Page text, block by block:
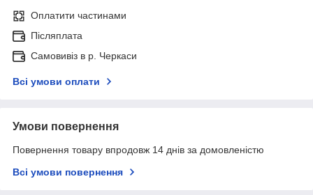
Оплатити частинами
Післяплата
Самовивіз в р. Черкаси
Всі умови оплати
Умови повернення
Повернення товару впродовж 14 днів за домовленістю
Всі умови повернення